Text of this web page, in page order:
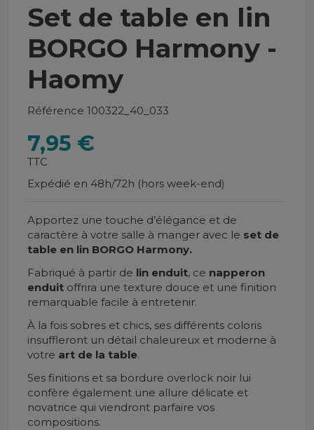
Set de table en lin
BORGO Harmony -
Haomy
Référence 100322_40_033
7,95 €
TTC
Expédié en 48h/72h (hors week-end)
Apportez une touche d’élégance et de
caractère à votre salle à manger avec le set de
table en lin BORGO Harmony.
Fabriqué à partir de lin enduit, ce napperon
enduit offrira une texture douce et une finition
remarquable facile à entretenir.
À la fois sobres et chics, ses différents coloris
insuffleront un détail chaleureux et moderne à
votre art de la table.
Ses finitions et sa bordure overlock noir lui
confère également une allure délicate et
novatrice qui viendront parfaire vos
compositions.